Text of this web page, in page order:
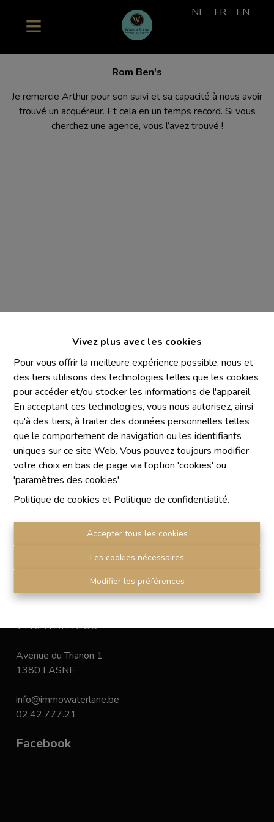
Vivez plus avec les cookies
Pour vous offrir la meilleure expérience possible, nous et
des tiers utilisons des technologies telles que les cookies
pour accéder et/ou stocker les informations de l'appareil.
En acceptant ces technologies, vous nous autorisez, ainsi
qu'à des tiers, à traiter des données personnelles telles
que le comportement de navigation ou les identifiants
uniques sur ce site Web. Vous pouvez toujours modifier
votre choix en bas de page via l'option 'cookies' ou
'paramètres des cookies'.
Politique de cookies et Politique de confidentialité.
Accepter tous les cookies
Les cookies nécessaires
Modifier les préférences
NL FR EN
Rom Ben's
Je remercie Arthur pour son suivi et sa capacité à nous avoir
trouvé un acquéreur. Et cela en un temps record. Si vous
cherchez une agence, vous l’avez trouvé !
Mentions obligatoires
Chaque agence est juridiquement et financièrement
indépendante
SRL IMMO Water Lane - TVA BE 0755330288
Agrétion I.P.I. N° 510.423
RC professionnelle et cautionnement vis AXA Belgium
N° 730.390.160
Institut professionnel des agents immobiliers, rue du
Luxembourg 16 B, 1000 Bruxelles. Le
déontologiede l'Institut professionnel des agents
Privacy statement
1410 WATERLOO
Avenue du Trianon 1
1380 LASNE
info@immowaterlane.be
02.42.777.21
Facebook